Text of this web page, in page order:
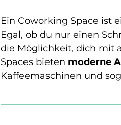
Ein Coworking Space ist
Egal, ob du nur einen
die Möglichkeit, dich mit
Spaces bieten moderne
Kaffeemaschinen und